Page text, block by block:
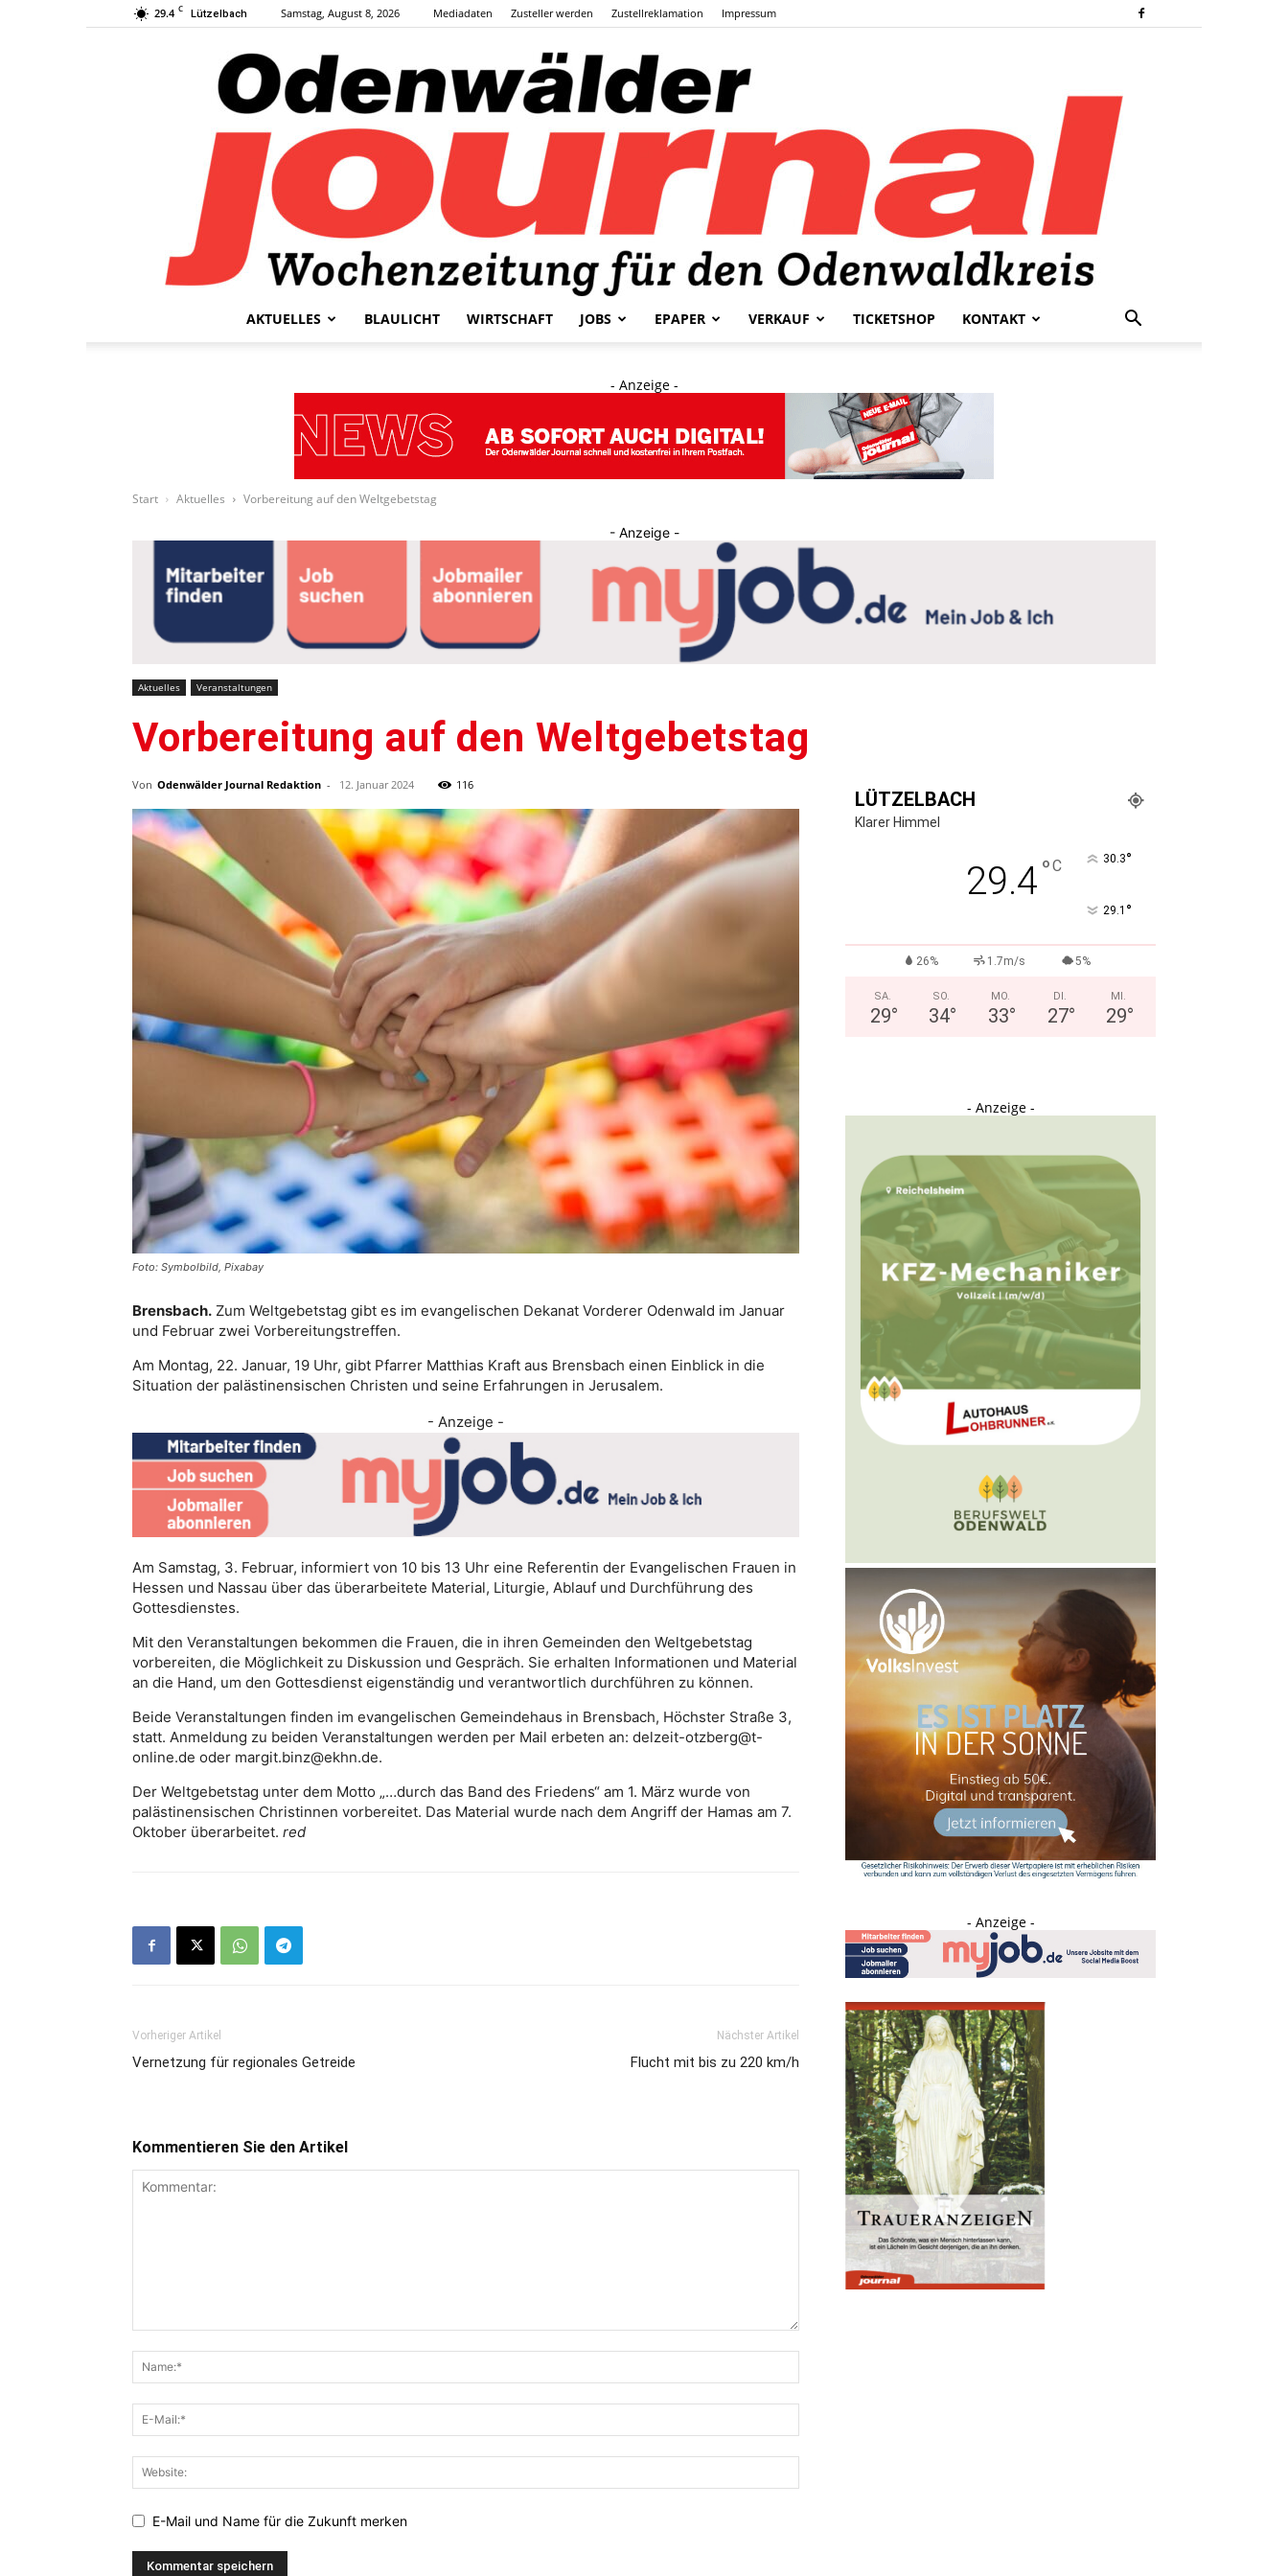
29.4 C Lützelbach Samstag, August 8, 2026 Mediadaten Zusteller werden Zustellreklamation Impressum
Journal
AKTUELLES BLAULICHT WIRTSCHAFT JOBS EPAPER VERKAUF TICKETSHOP KONTAKT
- Anzeige -
Start Aktuelles Vorbereitung auf den Weltgebetstag
- Anzeige -
Aktuelles Veranstaltungen
Vorbereitung auf den Weltgebetstag
Von Odenwälder Journal Redaktion - 12. Januar 2024 116
Foto: Symbolbild, Pixabay
Brensbach. Zum Weltgebetstag gibt es im evangelischen Dekanat Vorderer Odenwald im Januar
und Februar zwei Vorbereitungstreffen.
Am Montag, 22. Januar, 19 Uhr, gibt Pfarrer Matthias Kraft aus Brensbach einen Einblick in die
Situation der palästinensischen Christen und seine Erfahrungen in Jerusalem.
- Anzeige -
Am Samstag, 3. Februar, informiert von 10 bis 13 Uhr eine Referentin der Evangelischen Frauen in
Hessen und Nassau über das überarbeitete Material, Liturgie, Ablauf und Durchführung des
Gottesdienstes.
Mit den Veranstaltungen bekommen die Frauen, die in ihren Gemeinden den Weltgebetstag
vorbereiten, die Möglichkeit zu Diskussion und Gespräch. Sie erhalten Informationen und Material
an die Hand, um den Gottesdienst eigenständig und verantwortlich durchführen zu können.
Beide Veranstaltungen finden im evangelischen Gemeindehaus in Brensbach, Höchster Straße 3,
statt. Anmeldung zu beiden Veranstaltungen werden per Mail erbeten an: delzeit-otzberg@t-
online.de oder margit.binz@ekhn.de.
Der Weltgebetstag unter dem Motto „…durch das Band des Friedens“ am 1. März wurde von
palästinensischen Christinnen vorbereitet. Das Material wurde nach dem Angriff der Hamas am 7.
Oktober überarbeitet. red
Vorheriger Artikel
Vernetzung für regionales Getreide
Nächster Artikel
Flucht mit bis zu 220 km/h
Kommentieren Sie den Artikel
E-Mail und Name für die Zukunft merken
LÜTZELBACH
Klarer Himmel
29.4°C 30.3°
29.1 °
26% 1.7m/s 5%
SA.
29°
SO.
34°
MO.
33°
DI.
27°
MI.
29°
- Anzeige -
- Anzeige -